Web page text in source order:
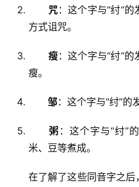
咒：这个字与“纣”
方式诅咒。
瘦：这个字与“纣”
瘦。
邹：这个字与“纣”的
粥 ：这个字与“纣”
米、豆等煮成。
在了解了这些同音字之后